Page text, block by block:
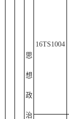
思
想
政
治
16TS1004